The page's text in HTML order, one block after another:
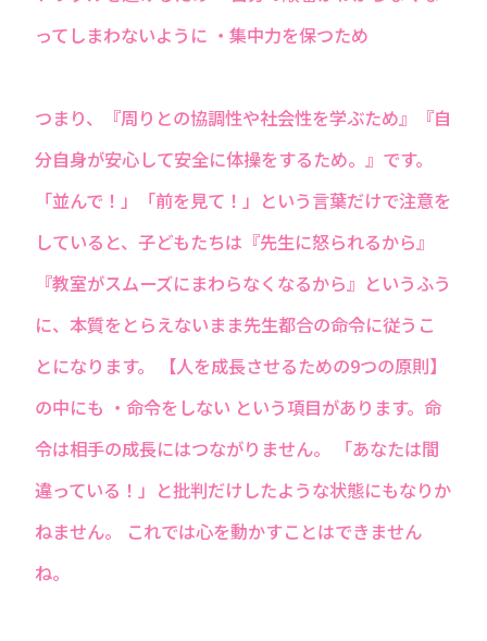
ってしまわないように ・集中力を保つため
つまり、『周りとの協調性や社会性を学ぶため』『自
分自身が安心して安全に体操をするため。』です。
「並んで！」「前を見て！」という言葉だけで注意を
していると、子どもたちは『先生に怒られるから』
『教室がスムーズにまわらなくなるから』というふう
に、本質をとらえないまま先生都合の命令に従うこ
とになります。 【人を成長させるための9つの原則】
の中にも ・命令をしない という項目があります。命
令は相手の成長にはつながりません。 「あなたは間
違っている！」と批判だけしたような状態にもなりか
ねません。 これでは心を動かすことはできません
ね。